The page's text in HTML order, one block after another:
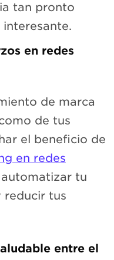
tan pronto
en redes
de marca
de tus
el beneficio de
en redes
tu
reducir tus
entre el